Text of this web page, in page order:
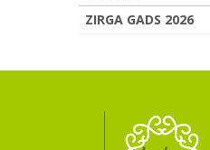
ZIRGA GADS 2026